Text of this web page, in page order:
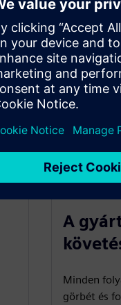
A
Minden
görbét és